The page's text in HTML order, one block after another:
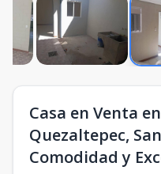
Casa en Venta
Quezaltepec,
Comodidad y